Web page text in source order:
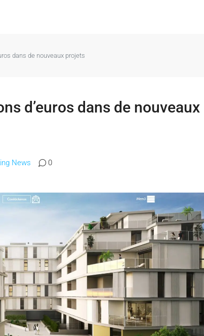
dans de nouveaux projets
d’euros dans de nouveaux
News 0